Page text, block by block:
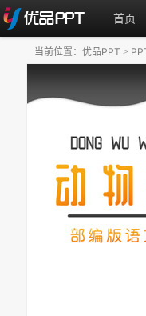
首页
当前位置： 优品PPT >